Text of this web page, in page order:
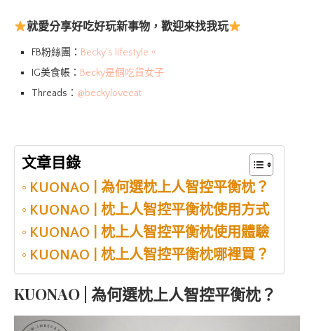
就愛分享好吃好玩新事物，歡迎來找我玩
FB粉絲團： Becky’s lifestyle。
IG美食帳： Becky是個吃貨女子
Threads： @beckyloveeat
文章目錄
KUONAO | 為何選枕上人智控平衡枕？
KUONAO | 枕上人智控平衡枕使用方式
KUONAO | 枕上人智控平衡枕使用體驗
KUONAO | 枕上人智控平衡枕哪裡買？
KUONAO | 為何選枕上人智控平衡枕？